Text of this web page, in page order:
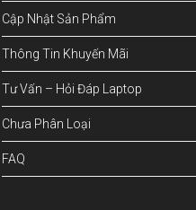
Cập Nhật Sản Phẩm
Thông Tin Khuyến Mãi
Tư Vấn – Hỏi Đáp Laptop
Chưa Phân Loại
FAQ